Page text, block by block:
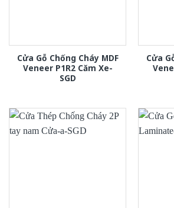
Cửa Gỗ Chống Cháy MDF
Veneer P1R2 Căm Xe-
SGD
Cửa